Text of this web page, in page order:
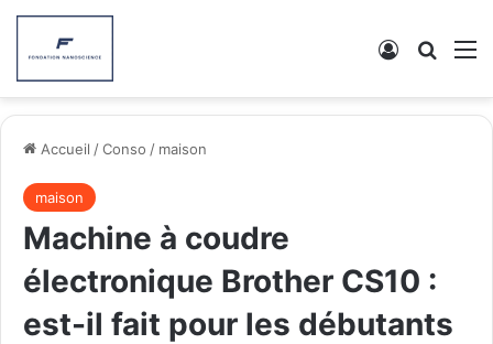
Connexion
Accueil /Conso / maison
maison
Machine à coudre
électronique Brother CS10 :
est-il fait pour les débutants